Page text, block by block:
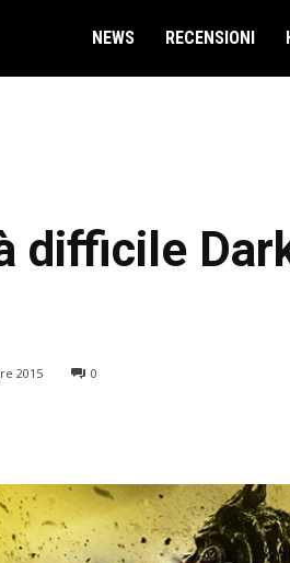
NEWS RECENSIONI
difficile
2015 0